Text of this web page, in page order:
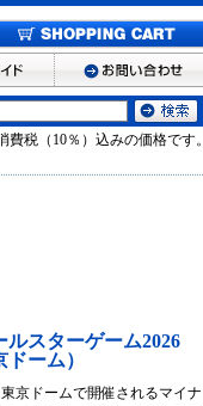
税（10％）込みの価格です。
ルスターゲーム2026
ーム）
京ドームで開催されるマイナ